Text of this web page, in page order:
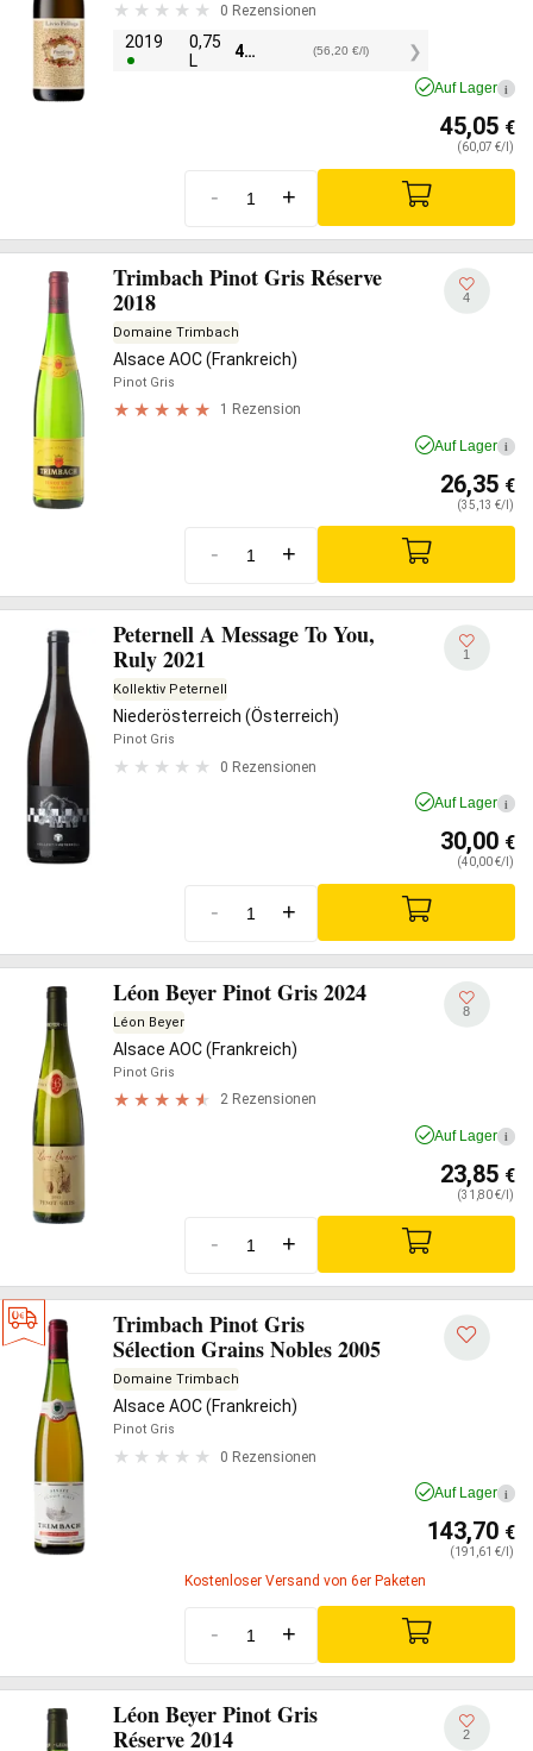
0 Rezensionen
2019
0,75
L
42,15 (56,20 €/l)
Auf Lager i
45,05 €
(60,07 €/l)
- +
Trimbach Pinot Gris Réserve
2018
Domaine Trimbach
Alsace AOC (Frankreich)
Pinot Gris
1 Rezension
4
Auf Lager i
26,35 €
(35,13 €/l)
- +
Peternell A Message To You,
Ruly 2021
Kollektiv Peternell
Niederösterreich (Österreich)
Pinot Gris
0 Rezensionen
1
Auf Lager i
30,00 €
(40,00 €/l)
- +
Léon Beyer Pinot Gris 2024
Léon Beyer
Alsace AOC (Frankreich)
Pinot Gris
2 Rezensionen
8
Auf Lager i
23,85 €
(31,80 €/l)
- +
Trimbach Pinot Gris
Sélection Grains Nobles 2005
Domaine Trimbach
Alsace AOC (Frankreich)
Pinot Gris
0 Rezensionen
Auf Lager i
143,70 €
(191,61 €/l)
Kostenloser Versand von 6er Paketen
- +
Léon Beyer Pinot Gris
Réserve 2014
2